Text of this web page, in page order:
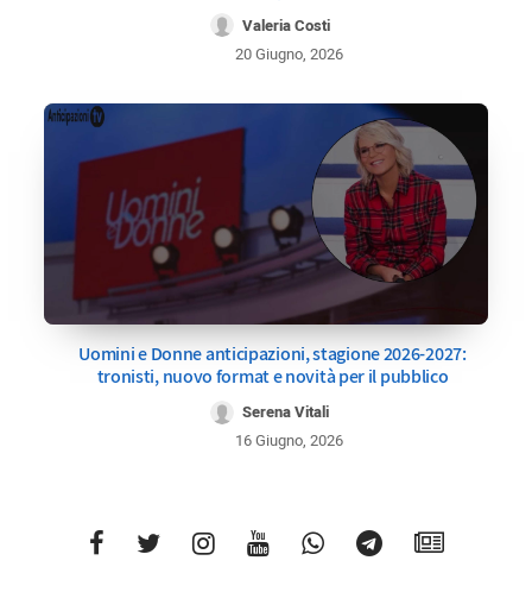
Valeria Costi
20 Giugno, 2026
Uomini e Donne anticipazioni, stagione 2026-2027:
tronisti, nuovo format e novità per il pubblico
Serena Vitali
16 Giugno, 2026